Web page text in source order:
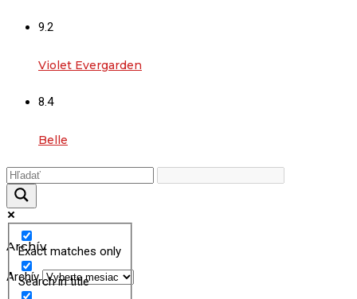
9.2
Violet Evergarden
8.4
Belle
Exact matches only
Search in title
Archív
Archív